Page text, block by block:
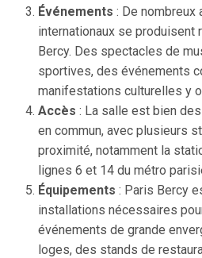
Événements : De nombreux
internationaux se produisent
Bercy. Des spectacles de
sportives, des événements
manifestations culturelles y
Accès : La salle est bien
en commun, avec plusieurs
proximité, notamment la
lignes 6 et 14 du métro
Équipements : Paris Bercy
installations nécessaires
événements de grande
loges, des stands de